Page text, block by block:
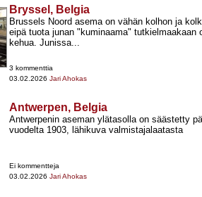
Bryssel, Belgia
Brussels Noord asema on vähän kolhon ja
eipä tuota junan "kuminaama" tutkielmaakaan
kehua. Junissa...
3 kommenttia
03.02.2026 Jari Ahokas
Antwerpen, Belgia
Antwerpenin aseman ylätasolla on säästetty
vuodelta 1903, lähikuva valmistajalaatasta
Ei kommentteja
03.02.2026 Jari Ahokas